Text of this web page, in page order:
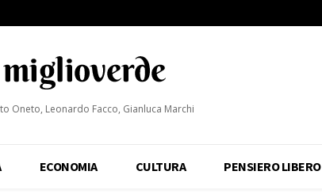
Oneto, Leonardo Facco, Gianluca Marchi
ECONOMIA CULTURA PENSIERO LIBERO